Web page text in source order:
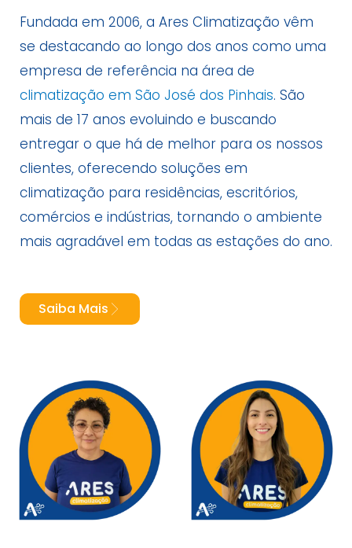
Fundada em 2006, a Ares Climatização vêm
se destacando ao longo dos anos como uma
empresa de referência na área de
climatização em São José dos Pinhais. São
mais de 17 anos evoluindo e buscando
entregar o que há de melhor para os nossos
clientes, oferecendo soluções em
climatização para residências, escritórios,
comércios e indústrias, tornando o ambiente
mais agradável em todas as estações do ano.
Saiba Mais